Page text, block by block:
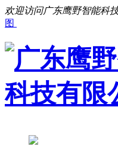
欢迎访问广东鹰野智能科
图